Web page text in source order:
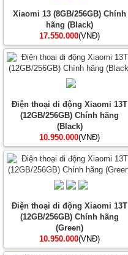
Xiaomi 13 (8GB/256GB) Chính
hãng (Black)
17.550.000(VNĐ)
Điện thoại di động Xiaomi 13T
(12GB/256GB) Chính hãng
(Black)
10.950.000(VNĐ)
Điện thoại di động Xiaomi 13T
(12GB/256GB) Chính hãng
(Green)
10.950.000(VNĐ)